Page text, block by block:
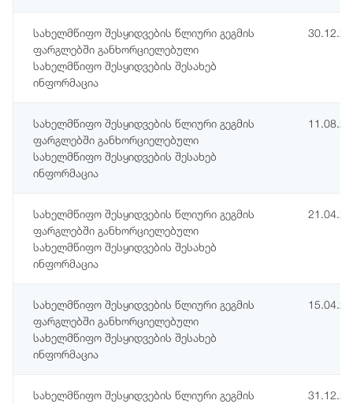
სახელმწიფო შესყიდვების წლიური გეგმის
ფარგლებში განხორციელებული
სახელმწიფო შესყიდვების შესახებ
ინფორმაცია
სახელმწიფო შესყიდვების წლიური გეგმის
ფარგლებში განხორციელებული
სახელმწიფო შესყიდვების შესახებ
ინფორმაცია
სახელმწიფო შესყიდვების წლიური გეგმის
ფარგლებში განხორციელებული
სახელმწიფო შესყიდვების შესახებ
ინფორმაცია
სახელმწიფო შესყიდვების წლიური გეგმის
ფარგლებში განხორციელებული
სახელმწიფო შესყიდვების შესახებ
ინფორმაცია
სახელმწიფო შესყიდვების წლიური გეგმის